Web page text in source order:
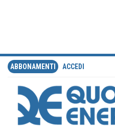
ABBONAMENTI ACCEDI